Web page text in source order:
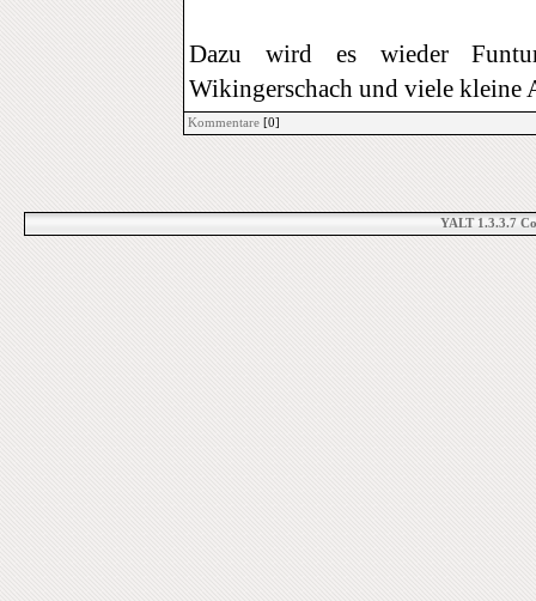
Dazu wird es wieder
Wikingerschach und viele kleine
Kommentare [0]
YALT 1.3.3.7